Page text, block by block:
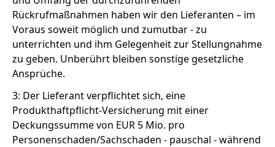
Rückrufmaßnahmen haben wir den Lieferanten – im
Voraus soweit möglich und zumutbar - zu
unterrichten und ihm Gelegenheit zur Stellungnahme
zu geben. Unberührt bleiben sonstige gesetzliche
Ansprüche.
3: Der Lieferant verpflichtet sich, eine
Produkthaftpflicht-Versicherung mit einer
Deckungssumme von EUR 5 Mio. pro
Personenschaden/Sachschaden - pauschal - während